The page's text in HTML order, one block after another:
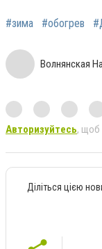
#зима #обогрев
Волнянская
Авторизуйтесь, щоб
Діліться цією